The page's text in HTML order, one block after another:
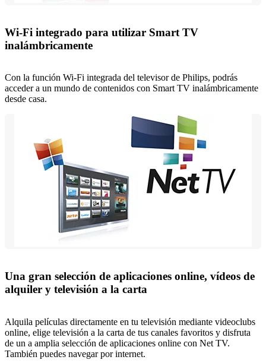
Wi-Fi integrado para utilizar Smart TV
inalámbricamente
Con la función Wi-Fi integrada del televisor de Philips, podrás
acceder a un mundo de contenidos con Smart TV inalámbricamente
desde casa.
Una gran selección de aplicaciones online, vídeos de
alquiler y televisión a la carta
Alquila películas directamente en tu televisión mediante videoclubs
online, elige televisión a la carta de tus canales favoritos y disfruta
de un a amplia selección de aplicaciones online con Net TV.
También puedes navegar por internet.